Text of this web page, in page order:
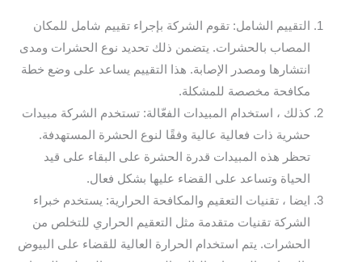
التقييم الشامل: تقوم الشركة بإجراء تقييم شامل للمكان
المصاب بالحشرات. يتضمن ذلك تحديد نوع الحشرات ومدى
انتشارها ومصدر الإصابة. هذا التقييم يساعد على وضع خطة
مكافحة مخصصة للمشكلة.
كذلك ، استخدام المبيدات الفعّالة: تستخدم الشركة مبيدات
حشرية ذات فعالية عالية وفقًا لنوع الحشرة المستهدفة.
تحظر هذه المبيدات قدرة الحشرة على البقاء على قيد
الحياة وتساعد على القضاء عليها بشكل فعال.
ايضا ، تقنيات التعقيم والمكافحة الحرارية: يستخدم خبراء
الشركة تقنيات متقدمة مثل التعقيم الحراري للتخلص من
الحشرات. يتم استخدام الحرارة العالية للقضاء على البيوض